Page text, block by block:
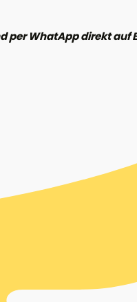
per WhatApp direkt